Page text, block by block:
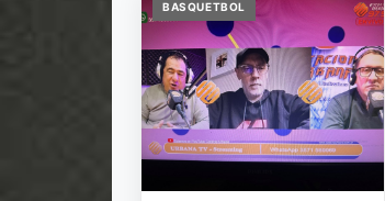
BASQUETBOL